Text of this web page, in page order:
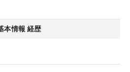
本情報 経歴